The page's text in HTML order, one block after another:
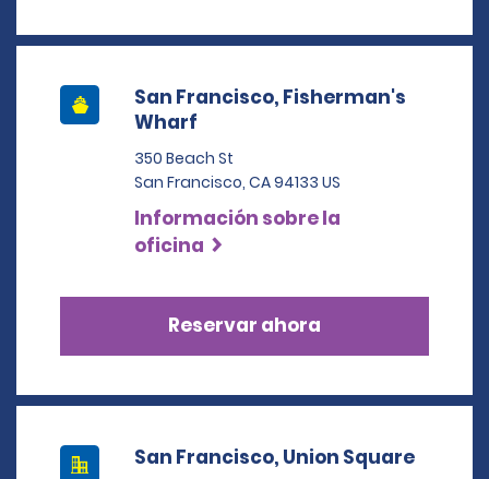
San Francisco, Fisherman's
Wharf
350 Beach St
San Francisco, CA 94133 US
Información sobre la
oficina
Reservar ahora
San Francisco, Union Square